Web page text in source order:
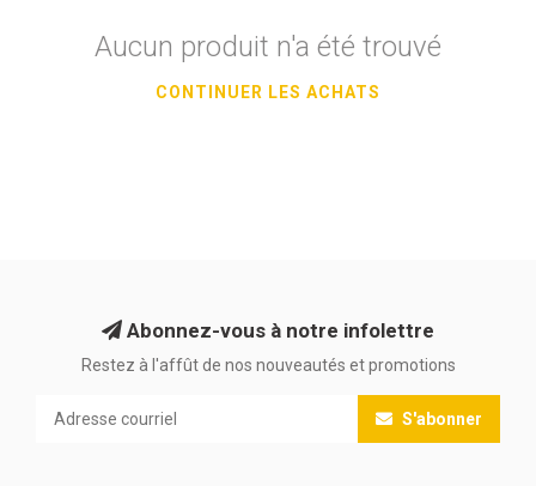
Aucun produit n'a été trouvé
CONTINUER LES ACHATS
Abonnez-vous à notre infolettre
Restez à l'affût de nos nouveautés et promotions
S'abonner